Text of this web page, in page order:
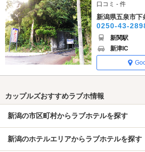
口コミ - 件
新潟県五泉市下
0250-43-
新関駅
新津IC
カップルズおすすめラブホ情報
新潟の市区町村からラブホテルを探す
新潟のホテルエリアからラブホテルを探す